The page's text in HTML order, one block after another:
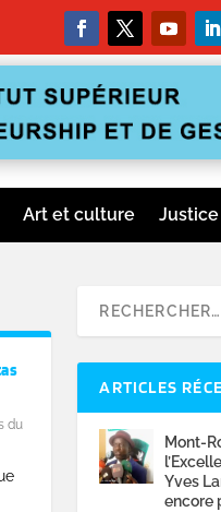
Art et culture Justice
du
ARTICLES
Mont-
Yves
encore